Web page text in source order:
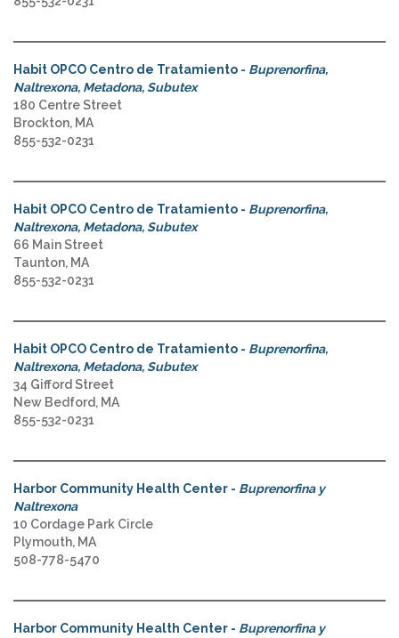
Habit OPCO Centro de Tratamiento - Buprenorfina,
Naltrexona, Metadona, Subutex
180 Centre Street
Brockton, MA
855-532-0231
Habit OPCO Centro de Tratamiento - Buprenorfina,
Naltrexona, Metadona, Subutex
66 Main Street
Taunton, MA
855-532-0231
Habit OPCO Centro de Tratamiento - Buprenorfina,
Naltrexona, Metadona, Subutex
34 Gifford Street
New Bedford, MA
855-532-0231
Harbor Community Health Center - Buprenorfina y
Naltrexona
10 Cordage Park Circle
Plymouth, MA
508-778-5470
Harbor Community Health Center - Buprenorfina y